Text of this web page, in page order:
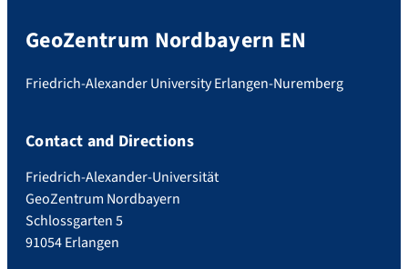
GeoZentrum Nordbayern EN
Friedrich-Alexander University Erlangen-Nuremberg
Contact and Directions
Friedrich-Alexander-Universität
GeoZentrum Nordbayern
Schlossgarten 5
91054 Erlangen